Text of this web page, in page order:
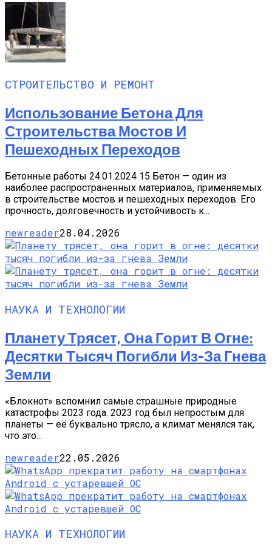
СТРОИТЕЛЬСТВО И РЕМОНТ
Использование Бетона Для
Строительства Мостов И
Пешеходных Переходов
Бетонные работы 24.01.2024 15 Бетон — один из
наиболее распространенных материалов, применяемых
в строительстве мостов и пешеходных переходов. Его
прочность, долговечность и устойчивость к...
newreader28.04.2026
НАУКА И ТЕХНОЛОГИИ
Планету Трясет, Она Горит В Огне:
Десятки Тысяч Погибли Из-За Гнева
Земли
«Блокнот» вспомнил самые страшные природные
катастрофы 2023 года. 2023 год был непростым для
планеты — её буквально трясло, а климат менялся так,
что это...
newreader22.05.2026
НАУКА И ТЕХНОЛОГИИ